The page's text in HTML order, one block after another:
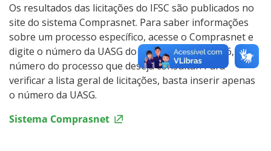
Os resultados das licitações do IFSC são publicados no
site do sistema Comprasnet. Para saber informações
sobre um processo específico, acesse o Comprasnet e
digite o número da UASG do IFSC, que é o 158516, e o
número do processo que deseja consultar. Para
verificar a lista geral de licitações, basta inserir apenas
o número da UASG.
Sistema Comprasnet